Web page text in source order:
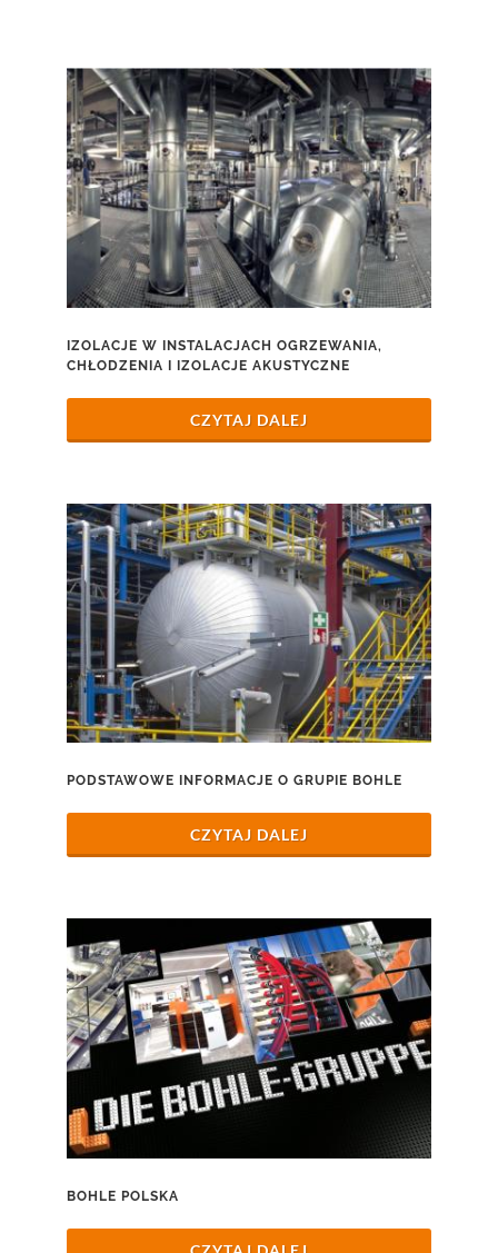
IZOLACJE W INSTALACJACH OGRZEWANIA,
CHŁODZENIA I IZOLACJE AKUSTYCZNE
CZYTAJ DALEJ
PODSTAWOWE INFORMACJE O GRUPIE BOHLE
CZYTAJ DALEJ
BOHLE POLSKA